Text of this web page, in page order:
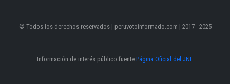
© Todos los derechos reservados | peruvotoinformado.com | 2017 - 2025
Información de interés público fuente Página Oficial del JNE